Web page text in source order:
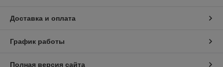
Доставка и оплата
График работы
Полная версия сайта